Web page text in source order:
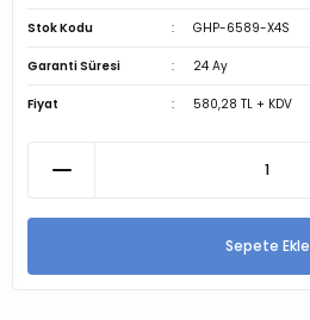
Stok Kodu GHP-6589-X4S
Garanti Süresi 24 Ay
Fiyat 580,28 TL + KDV
Sepete Ekle